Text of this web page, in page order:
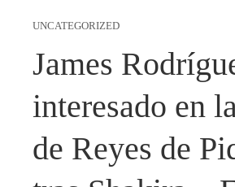
UNCATEGORIZED
James
interesado en
de Reyes de